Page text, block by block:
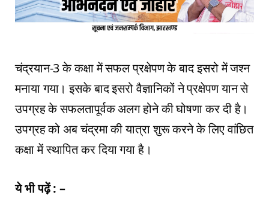
चंद्रयान-3 के कक्षा में सफल प्रक्षेपण के बाद इसरो में जश्न
मनाया गया। इसके बाद इसरो वैज्ञानिकों ने प्रक्षेपण यान से
उपग्रह के सफलतापूर्वक अलग होने की घोषणा कर दी है।
उपग्रह को अब चंद्रमा की यात्रा शुरू करने के लिए वांछित
कक्षा में स्थापित कर दिया गया है।
ये भी पढ़ें : –